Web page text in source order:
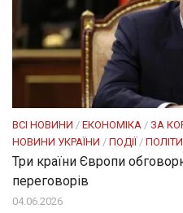
ВСІ НОВИНИ / ЕКОНОМІКА / ЗА
НОВИНИ УКРАЇНИ / ПОДІЇ/
Три країни Європи
переговорів
04.06.2026